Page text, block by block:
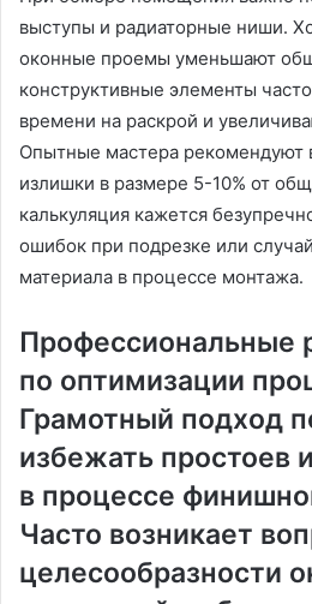
выступы и радиаторные ниши․
оконные проемы уменьшают
конструктивные элементы
времени на раскрой и
Опытные мастера рекомендуют
излишки в размере 5-10% от
калькуляция кажется
ошибок при подрезке или
материала в процессе монтажа․
Профессиональные
по оптимизации
Грамотный подход
избежать простоев
в процессе
Часто возникает
целесообразности